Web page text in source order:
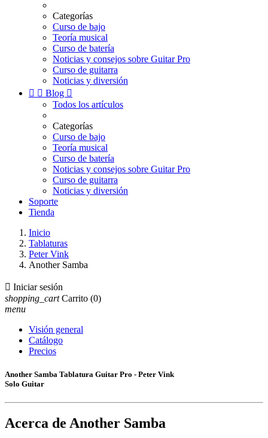
Categorías
Curso de bajo
Teoría musical
Curso de batería
Noticias y consejos sobre Guitar Pro
Curso de guitarra
Noticias y diversión
  Blog 
Todos los artículos
Categorías
Curso de bajo
Teoría musical
Curso de batería
Noticias y consejos sobre Guitar Pro
Curso de guitarra
Noticias y diversión
Soporte
Tienda
Inicio
Tablaturas
Peter Vink
Another Samba
 Iniciar sesión
shopping_cart Carrito (0)
menu
Visión general
Catálogo
Precios
Another Samba Tablatura Guitar Pro - Peter Vink
Solo Guitar
Acerca de Another Samba